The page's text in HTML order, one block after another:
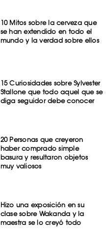
10 Mitos sobre la cerveza que
se han extendido en todo el
mundo y la verdad sobre ellos
15 Curiosidades sobre Sylvester
Stallone que todo aquel que se
diga seguidor debe conocer
20 Personas que creyeron
haber comprado simple
basura y resultaron objetos
muy valiosos
Hizo una exposición en su
clase sobre Wakanda y la
maestra se lo creyó todo